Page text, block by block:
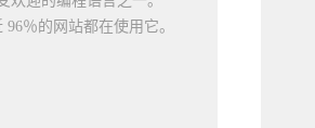
％的网站都在使用它。